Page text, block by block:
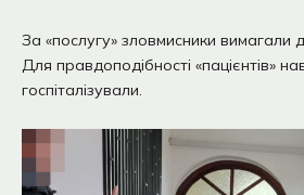
За «послугу» зловмисники вимагали
Для правдоподібності «пацієнтів»
госпіталізували.